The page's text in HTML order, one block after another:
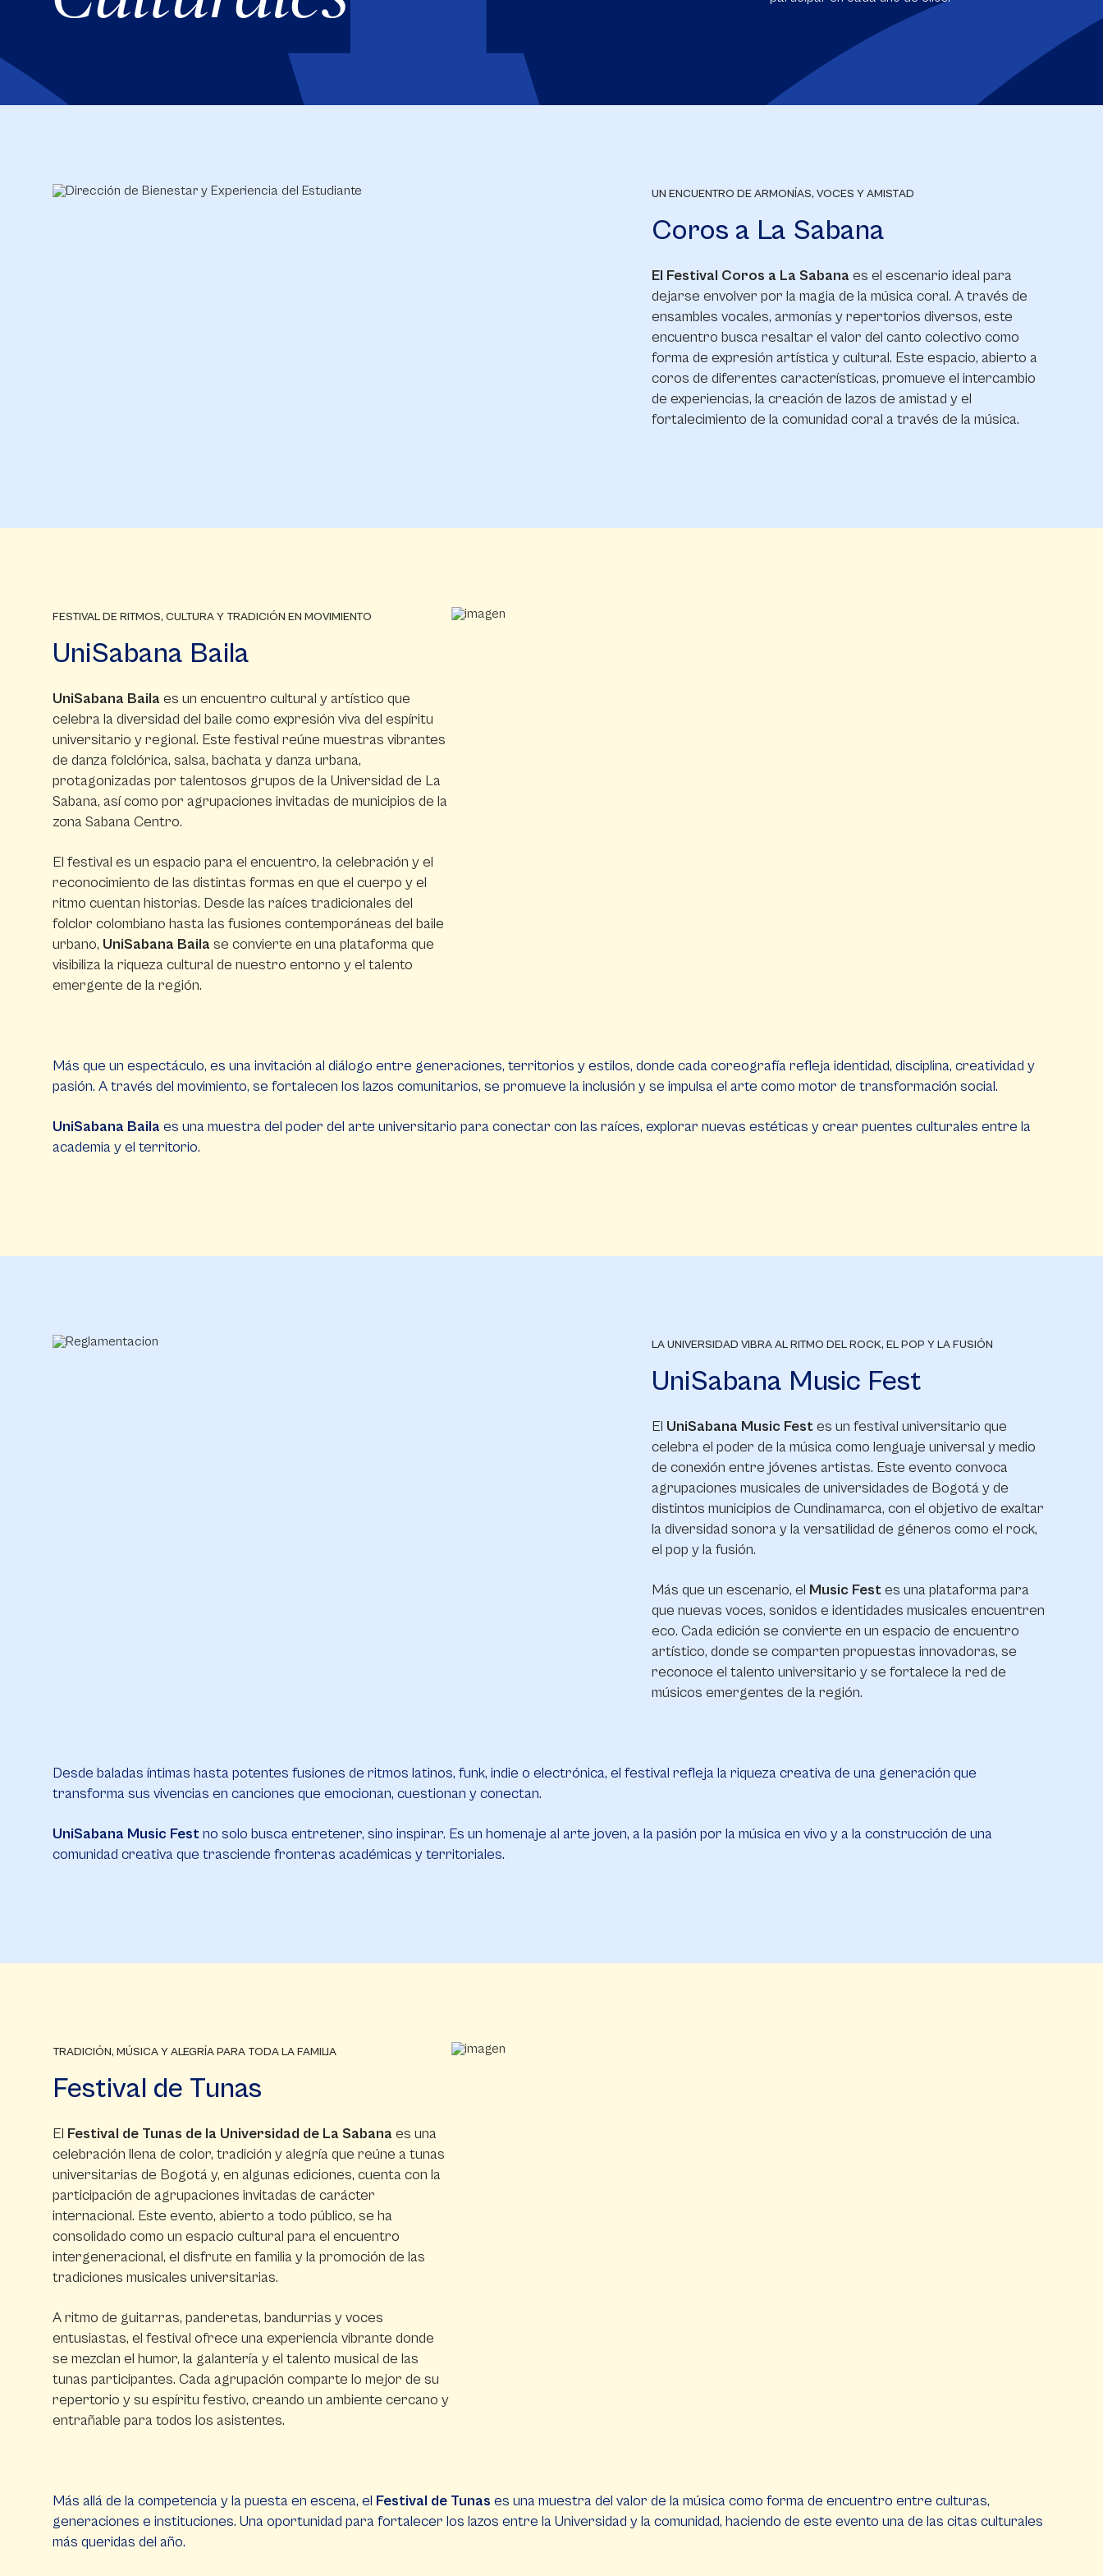
UN ENCUENTRO DE ARMONÍAS, VOCES Y AMISTAD
Coros a La Sabana
El Festival Coros a La Sabana es el escenario ideal para
dejarse envolver por la magia de la música coral. A través de
ensambles vocales, armonías y repertorios diversos, este
encuentro busca resaltar el valor del canto colectivo como
forma de expresión artística y cultural. Este espacio, abierto a
coros de diferentes características, promueve el intercambio
de experiencias, la creación de lazos de amistad y el
fortalecimiento de la comunidad coral a través de la música.
FESTIVAL DE RITMOS, CULTURA Y TRADICIÓN EN MOVIMIENTO
UniSabana Baila
UniSabana Baila es un encuentro cultural y artístico que
celebra la diversidad del baile como expresión viva del espíritu
universitario y regional. Este festival reúne muestras vibrantes
de danza folclórica, salsa, bachata y danza urbana,
protagonizadas por talentosos grupos de la Universidad de La
Sabana, así como por agrupaciones invitadas de municipios de la
zona Sabana Centro.
El festival es un espacio para el encuentro, la celebración y el
reconocimiento de las distintas formas en que el cuerpo y el
ritmo cuentan historias. Desde las raíces tradicionales del
folclor colombiano hasta las fusiones contemporáneas del baile
urbano, UniSabana Baila se convierte en una plataforma que
visibiliza la riqueza cultural de nuestro entorno y el talento
emergente de la región.
Más que un espectáculo, es una invitación al diálogo entre generaciones, territorios y estilos, donde cada coreografía refleja identidad, disciplina, creatividad y
pasión. A través del movimiento, se fortalecen los lazos comunitarios, se promueve la inclusión y se impulsa el arte como motor de transformación social.
UniSabana Baila es una muestra del poder del arte universitario para conectar con las raíces, explorar nuevas estéticas y crear puentes culturales entre la
academia y el territorio.
LA UNIVERSIDAD VIBRA AL RITMO DEL ROCK, EL POP Y LA FUSIÓN
UniSabana Music Fest
El UniSabana Music Festes un festival universitario que
celebra el poder de la música como lenguaje universal y medio
de conexión entre jóvenes artistas. Este evento convoca
agrupaciones musicales de universidades de Bogotá y de
distintos municipios de Cundinamarca, con el objetivo de exaltar
la diversidad sonora y la versatilidad de géneros como el rock,
el pop y la fusión.
Más que un escenario, el Music Festes una plataforma para
que nuevas voces, sonidos e identidades musicales encuentren
eco. Cada edición se convierte en un espacio de encuentro
artístico, donde se comparten propuestas innovadoras, se
reconoce el talento universitario y se fortalece la red de
músicos emergentes de la región.
Desde baladas íntimas hasta potentes fusiones de ritmos latinos, funk, indie o electrónica, el festival refleja la riqueza creativa de una generación que
transforma sus vivencias en canciones que emocionan, cuestionan y conectan.
UniSabana Music Festno solo busca entretener, sino inspirar. Es un homenaje al arte joven, a la pasión por la música en vivo y a la construcción de una
comunidad creativa que trasciende fronteras académicas y territoriales.
TRADICIÓN, MÚSICA Y ALEGRÍA PARA TODA LA FAMILIA
Festival de Tunas
El Festival de Tunas de la Universidad de La Sabana es una
celebración llena de color, tradición y alegría que reúne a tunas
universitarias de Bogotá y, en algunas ediciones, cuenta con la
participación de agrupaciones invitadas de carácter
internacional. Este evento, abierto a todo público, se ha
consolidado como un espacio cultural para el encuentro
intergeneracional, el disfrute en familia y la promoción de las
tradiciones musicales universitarias.
A ritmo de guitarras, panderetas, bandurrias y voces
entusiastas, el festival ofrece una experiencia vibrante donde
se mezclan el humor, la galantería y el talento musical de las
tunas participantes. Cada agrupación comparte lo mejor de su
repertorio y su espíritu festivo, creando un ambiente cercano y
entrañable para todos los asistentes.
Más allá de la competencia y la puesta en escena, el Festival de Tunas es una muestra del valor de la música como forma de encuentro entre culturas,
generaciones e instituciones. Una oportunidad para fortalecer los lazos entre la Universidad y la comunidad, haciendo de este evento una de las citas culturales
más queridas del año.